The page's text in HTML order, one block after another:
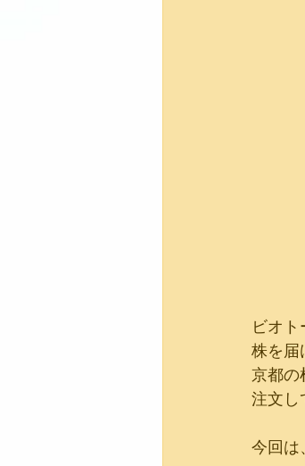
ビオ
株を届
京都の
注文し
今回は